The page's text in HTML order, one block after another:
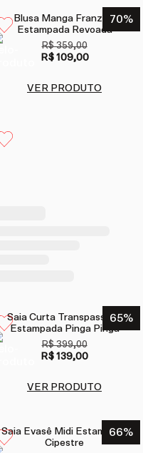
70%
Blusa Manga Franzida
Estampada Revoada
R$ 359,00
R$ 109,00
VER PRODUTO
65%
Saia Curta Transpassada
Estampada Pinga Pinga
R$ 399,00
R$ 139,00
VER PRODUTO
66%
Saia Evasê Midi Estampada
Cipestre